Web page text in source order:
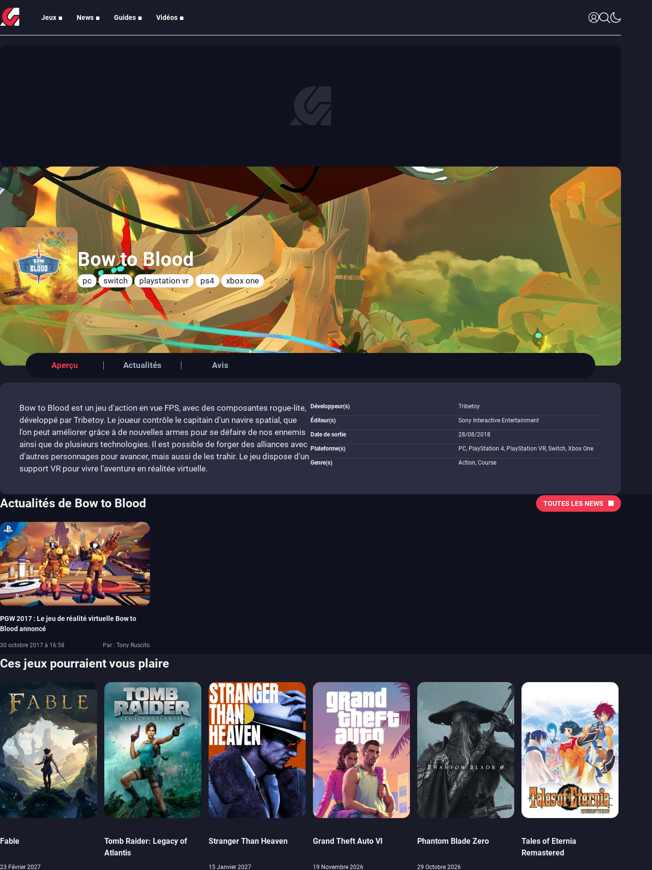
Jeux News Guides Vidéos
Bow to Blood
pc switch playstation vr ps4 xbox one
Aperçu Actualités Avis
Bow to Blood est un jeu d'action en vue FPS, avec des composantes rogue-lite,
développé par Tribetoy. Le joueur contrôle le capitain d'un navire spatial, que
l'on peut améliorer grâce à de nouvelles armes pour se défaire de nos ennemis
ainsi que de plusieurs technologies. Il est possible de forger des alliances avec
d'autres personnages pour avancer, mais aussi de les trahir. Le jeu dispose d'un
support VR pour vivre l'aventure en réalitée virtuelle.
Développeur(s) Tribetoy
Éditeur(s) Sony Interactive Entertainment
Date de sortie 28/08/2018
Plateforme(s) PC, PlayStation 4, PlayStation VR, Switch, Xbox One
Genre(s) Action, Course
Actualités de Bow to Blood
PGW 2017 : Le jeu de réalité virtuelle Bow to
Blood annoncé
30 octobre 2017 à 16:58 Par : Tony Ruscito
TOUTES LES NEWS
Ces jeux pourraient vous plaire
Fable
23 Février 2027
Tomb Raider: Legacy of
Atlantis
Stranger Than Heaven
15 Janvier 2027
Grand Theft Auto VI
19 Novembre 2026
Phantom Blade Zero
29 Octobre 2026
Tales of Eternia
Remastered